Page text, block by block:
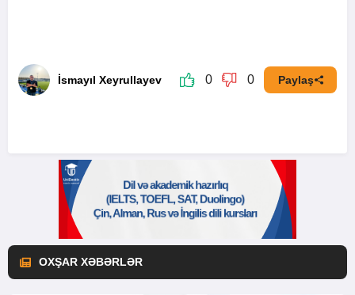
İsmayıl Xeyrullayev 0 0 Paylaş
OXŞAR XƏBƏRLƏR